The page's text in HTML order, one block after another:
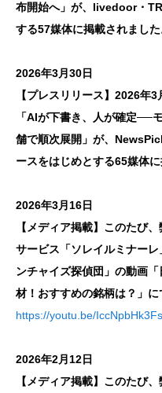
布開始へ」が、livedoor・
する57媒体に掲載されました
2026年3月30日
【プレスリリース】2026年
「AIが下書き、人が確定──
舗で順次展開」が、
ースをはじめとする65媒体に
2026年3月16日
【メディア掲載】このたび
サービス「ソレイルミナー
ンチャイズ探偵団」の動画
材！おすすめの銘柄は？」に
https://youtu.be/IccNpbHk3Fs
2026年2月12日
【メディア掲載】このたび